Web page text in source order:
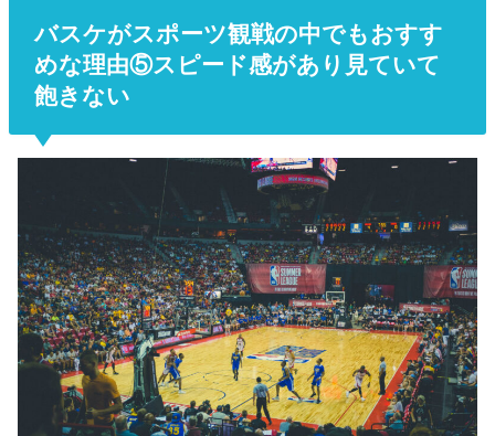
バスケがスポーツ観戦の中でもおすす
めな理由⑤スピード感があり見ていて
飽きない